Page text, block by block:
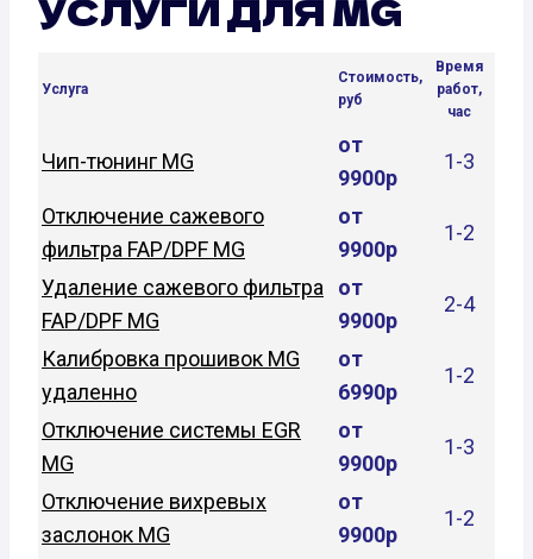
УСЛУГИ ДЛЯ MG
Услуга
Стоимость,
руб
Время
работ,
час
Чип-тюнинг MG
от
9900р
1-3
Отключение сажевого
фильтра FAP/DPF MG
от
9900р
1-2
Удаление сажевого фильтра
FAP/DPF MG
от
9900р
2-4
Калибровка прошивок MG
удаленно
от
6990р
1-2
Отключение системы EGR
MG
от
9900р
1-3
Отключение вихревых
заслонок MG
от
9900р
1-2